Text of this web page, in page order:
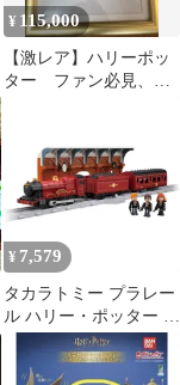
¥ 115,000
【激レア】ハリーポッ
ター ファン必見、ミ
¥ 7,579
タカラトミー プラレー
ル ハリー・ポッター ホ
グワーツ特急 電車 列車
おもちゃ 3歳以上